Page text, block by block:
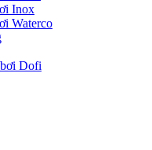
Inox
Waterco
Dofi